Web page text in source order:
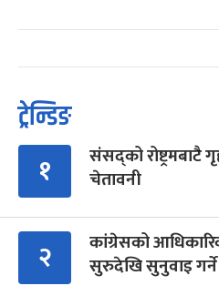
ट्रेन्डिङ
१
संसद्को रोष्ट्रमबाटै
चेतावनी
२
कांग्रेसको
सुरुदेखि सुनुवाइ गर्ने